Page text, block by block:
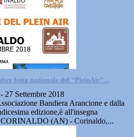
festa nazionale del “PleinAir”...
- 27 Settembre 2018
Bandiera Arancione e dalla
edizione,è all'insegna
CORINALDO (AN) - Corinaldo,...